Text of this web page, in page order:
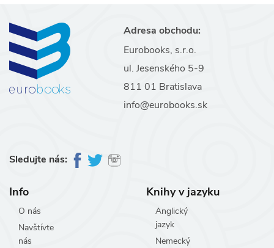
Adresa obchodu:
Eurobooks, s.r.o.
ul. Jesenského 5-9
811 01 Bratislava
info@eurobooks.sk
Sledujte nás:
Info
O nás
Navštívte
nás
Knihy v jazyku
Anglický
jazyk
Nemecký